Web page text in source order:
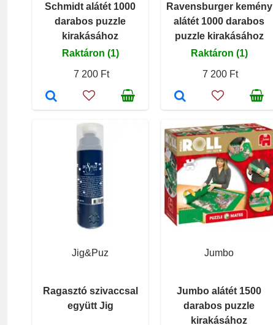
Schmidt alátét 1000
darabos puzzle
kirakásához
Raktáron (1)
7 200 Ft
Ravensburger kemény
alátét 1000 darabos
puzzle kirakásához
Raktáron (1)
7 200 Ft
Jig&Puz
Ragasztó szivaccsal
együtt Jig
Jumbo
Jumbo alátét 1500
darabos puzzle
kirakásához